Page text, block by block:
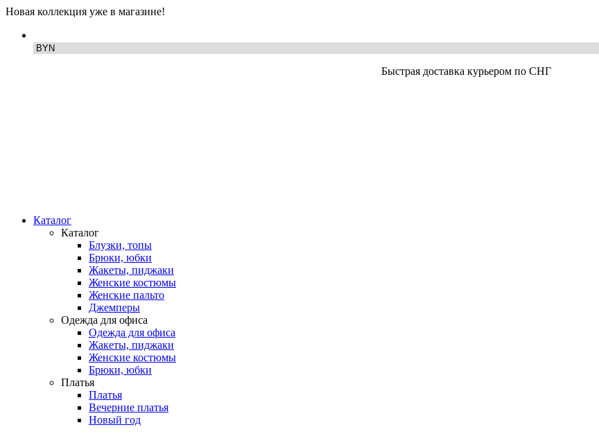
Новая коллекция уже в магазине!
Быстрая доставка курьером по СНГ
Каталог
Каталог
Блузки, топы
Брюки, юбки
Жакеты, пиджаки
Женские костюмы
Женские пальто
Джемперы
Одежда для офиса
Одежда для офиса
Жакеты, пиджаки
Женские костюмы
Брюки, юбки
Платья
Платья
Вечерние платья
Новый год